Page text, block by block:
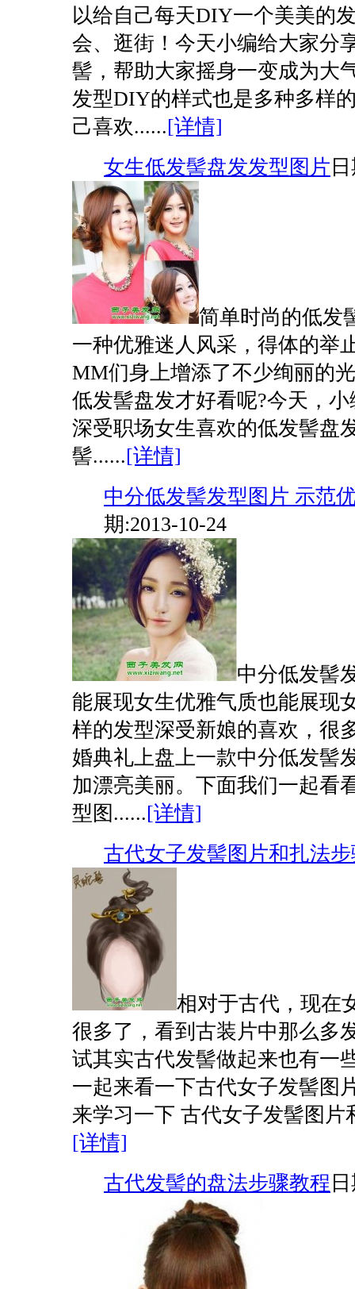
以给自己每天DIY一个美美的
会、逛街！今天小编给大家分
髻，帮助大家摇身一变成为大
发型DIY的样式也是多种多样
己喜欢......[详情]
女生低发髻盘发发型图片
简单时尚的低发
一种优雅迷人风采，得体的举
MM们身上增添了不少绚丽的
低发髻盘发才好看呢?今天，
深受职场女生喜欢的低发髻盘
髻......[详情]
中分低发髻发型图片 示范
期:2013-10-24
中分低发髻
能展现女生优雅气质也能展现
样的发型深受新娘的喜欢，很
婚典礼上盘上一款中分低发髻
加漂亮美丽。下面我们一起看
型图......[详情]
古代女子发髻图片和扎法
相对于古代，现在
很多了，看到古装片中那么多
试其实古代发髻做起来也有一
一起来看一下古代女子发髻图
来学习一下 古代女子发髻图片
[详情]
古代发髻的盘法步骤教程